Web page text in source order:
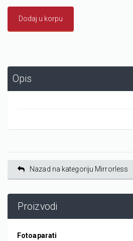
Dodaj u korpu
Opis
Nazad na kategoriju Mirrorless
Proizvodi
Fotoaparati